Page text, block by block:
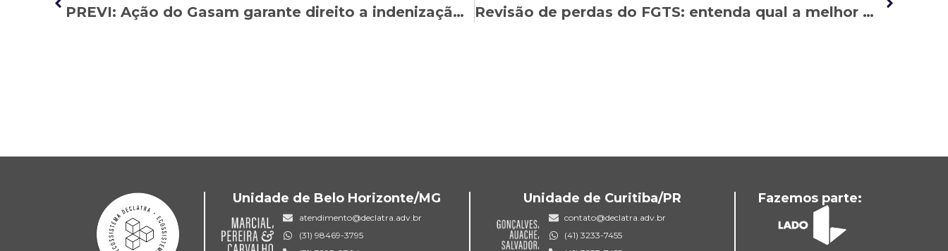
PREVI: Ação do Gasam garante direito a indenização para aposentados do Banco do Brasil Revisão de perdas do FGTS: entenda qual a melhor estratégia para o seu caso
Unidade de Belo Horizonte/MG
atendimento@declatra.adv.br
(31) 98469-3795
Unidade de Curitiba/PR
contato@declatra.adv.br
(41) 3233-7455
Fazemos parte: